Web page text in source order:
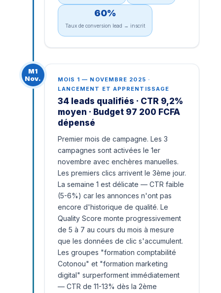
60%
Taux de conversion lead → inscrit
M1
Nov.
MOIS 1 — NOVEMBRE 2025 ·
LANCEMENT ET APPRENTISSAGE
34 leads qualifiés · CTR 9,2%
moyen · Budget 97 200 FCFA
dépensé
Premier mois de campagne. Les 3
campagnes sont activées le 1er
novembre avec enchères manuelles.
Les premiers clics arrivent le 3ème jour.
La semaine 1 est délicate — CTR faible
(5-6%) car les annonces n'ont pas
encore d'historique de qualité. Le
Quality Score monte progressivement
de 5 à 7 au cours du mois à mesure
que les données de clic s'accumulent.
Les groupes "formation comptabilité
Cotonou" et "formation marketing
digital" surperforment immédiatement
— CTR de 11-13% dès la 2ème